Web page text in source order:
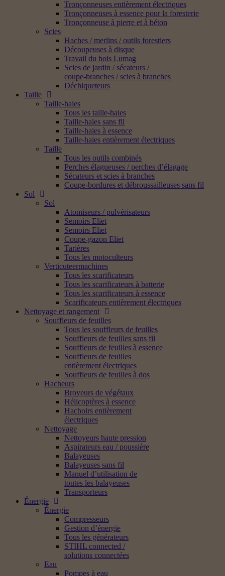
Tronçonneuses entièrement électriques
Tronçonneuses à essence pour la foresterie
Tronçonneuse à pierre et à béton
Scies
Haches / merlins / outils forestiers
Découpeuses à disque
Travail du bois Lumag
Scies de jardin / sécateurs /
coupe-branches / scies à branches
Déchiqueteurs
Taille
Taille-haies
Tous les taille-haies
Taille-haies sans fil
Taille-haies à essence
Taille-haies entièrement électriques
Taille
Tous les outils combinés
Perches élagueuses / perches d’élagage
Sécateurs et scies à branches
Coupe-bordures et débroussailleuses sans fil
Sol
Sol
Atomiseurs / pulvérisateurs
Semoirs Eliet
Semoirs Eliet
Coupe-gazon Eliet
Tarières
Tous les motoculteurs
Verticuteermachines
Tous les scarificateurs
Tous les scarificateurs à batterie
Tous les scarificateurs à essence
Scarificateurs entièrement électriques
Nettoyage et rangement
Souffleurs de feuilles
Tous les souffleurs de feuilles
Souffleurs de feuilles sans fil
Souffleurs de feuilles à essence
Souffleurs de feuilles
entièrement électriques
Souffleurs de feuilles à dos
Hacheurs
Broyeurs de végétaux
Hélicoptères à essence
Hachoirs entièrement
électriques
Nettoyage
Nettoyeurs haute pression
Aspirateurs eau / poussière
Balayeuses
Balayeuses sans fil
Manuel d’utilisation de
toutes les balayeuses
Transporteurs
Énergie
Énergie
Compresseurs
Gestion d’énergie
Tous les générateurs
STIHL connected /
solutions connectées
Eau
Pompes à eau